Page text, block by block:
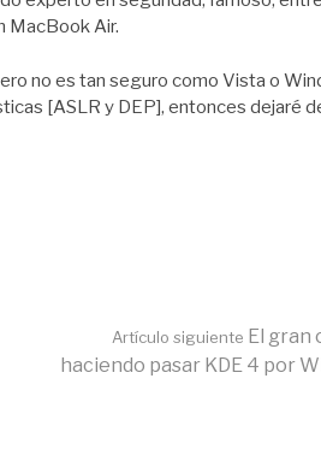
MacBook Air.
no es tan seguro como Vista o
[ASLR y DEP], entonces dejaré
Artículo siguiente El gran
haciendo pasar KDE 4 por